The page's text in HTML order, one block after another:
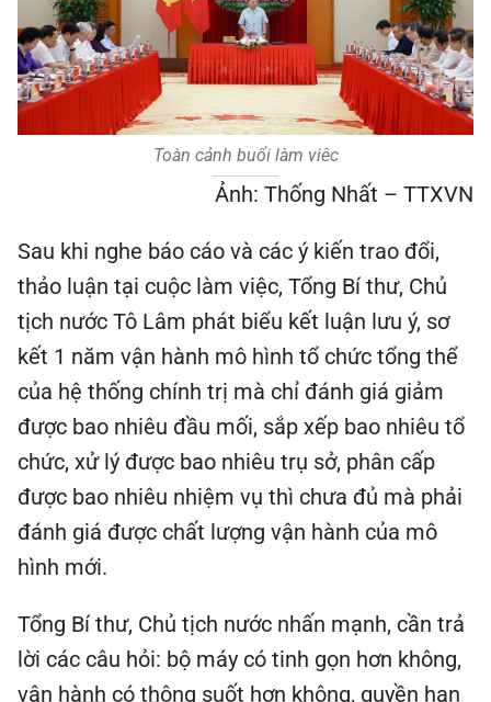
Toàn cảnh buổi làm viêc
Ảnh: Thống Nhất – TTXVN
Sau khi nghe báo cáo và các ý kiến trao đổi,
thảo luận tại cuộc làm việc, Tổng Bí thư, Chủ
tịch nước Tô Lâm phát biểu kết luận lưu ý, sơ
kết 1 năm vận hành mô hình tổ chức tổng thể
của hệ thống chính trị mà chỉ đánh giá giảm
được bao nhiêu đầu mối, sắp xếp bao nhiêu tổ
chức, xử lý được bao nhiêu trụ sở, phân cấp
được bao nhiêu nhiệm vụ thì chưa đủ mà phải
đánh giá được chất lượng vận hành của mô
hình mới.
Tổng Bí thư, Chủ tịch nước nhấn mạnh, cần trả
lời các câu hỏi: bộ máy có tinh gọn hơn không,
vận hành có thông suốt hơn không, quyền hạn